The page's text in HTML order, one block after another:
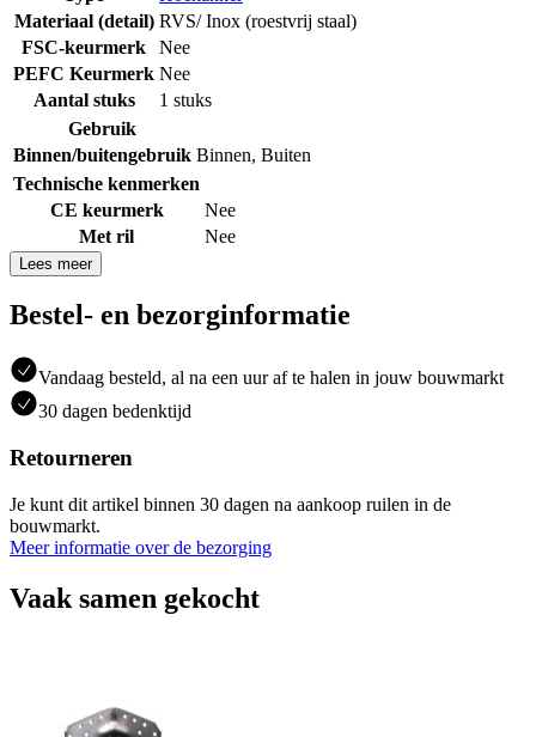
Materiaal (detail) RVS/ Inox (roestvrij staal)
FSC-keurmerk
Nee
PEFC Keurmerk Nee
Aantal stuks
1 stuks
Gebruik
Binnen/buitengebruik Binnen, Buiten
Technische kenmerken
CE keurmerk
Nee
Met ril
Nee
Lees meer
Bestel- en bezorginformatie
Vandaag besteld, al na een uur af te halen in jouw bouwmarkt
30 dagen bedenktijd
Retourneren
Je kunt dit artikel binnen 30 dagen na aankoop ruilen in de
bouwmarkt.
Meer informatie over de bezorging
Vaak samen gekocht